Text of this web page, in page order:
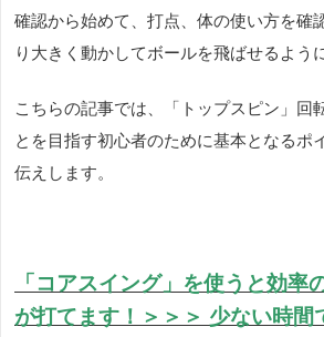
確認から始めて、打点、体の使い方を確
り大きく動かしてボールを飛ばせるように
こちらの記事では、「トップスピン」回
とを目指す初心者のために基本となるポ
伝えします。
「コアスイング」を使うと効率
が打てます！＞＞＞ 少ない時間